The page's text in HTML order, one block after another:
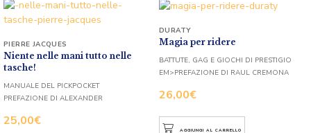
Niente nelle mani tutto nelle
tasche!
25,00€
PIERRE JACQUES
MANUALE DEL PICKPOCKET
PREFAZIONE DI ALEXANDER
Magia per ridere
26,00€
DURATY
BATTUTE, GAG E GIOCHI DI PRESTIGIO
EM>PREFAZIONE DI RAUL CREMONA
AGGIUNGI AL CARRELLO